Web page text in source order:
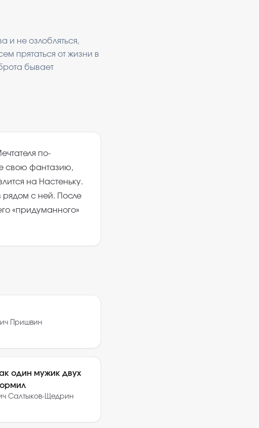
и не озлобляться,
прятаться от жизни в
бывает
по-
свою фантазию,
на Настеньку.
рядом с ней. После
«придуманного»
Пришвин
один мужик двух
Салтыков-Щедрин